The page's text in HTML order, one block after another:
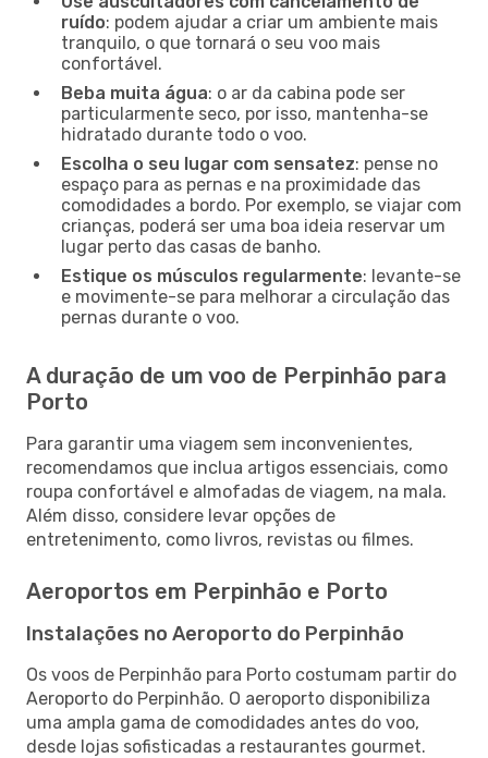
ruído: podem ajudar a criar um ambiente mais
tranquilo, o que tornará o seu voo mais
confortável.
Beba muita água: o ar da cabina pode ser
particularmente seco, por isso, mantenha-se
hidratado durante todo o voo.
Escolha o seu lugar com sensatez: pense no
espaço para as pernas e na proximidade das
comodidades a bordo. Por exemplo, se viajar com
crianças, poderá ser uma boa ideia reservar um
lugar perto das casas de banho.
Estique os músculos regularmente: levante-se
e movimente-se para melhorar a circulação das
pernas durante o voo.
A duração de um voo de Perpinhão para
Porto
Para garantir uma viagem sem inconvenientes,
recomendamos que inclua artigos essenciais, como
roupa confortável e almofadas de viagem, na mala.
Além disso, considere levar opções de
entretenimento, como livros, revistas ou filmes.
Aeroportos em Perpinhão e Porto
Instalações no Aeroporto do Perpinhão
Os voos de Perpinhão para Porto costumam partir do
Aeroporto do Perpinhão. O aeroporto disponibiliza
uma ampla gama de comodidades antes do voo,
desde lojas sofisticadas a restaurantes gourmet.